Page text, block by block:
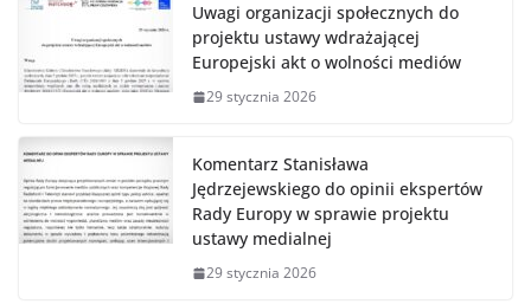
Uwagi organizacji społecznych do
projektu ustawy wdrażającej
Europejski akt o wolności mediów
29 stycznia 2026
Komentarz Stanisława
Jędrzejewskiego do opinii ekspertów
Rady Europy w sprawie projektu
ustawy medialnej
29 stycznia 2026